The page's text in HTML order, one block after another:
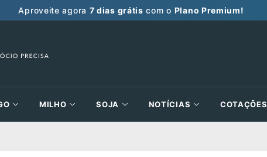
Aproveite agora 7 dias grátis com o Plano Premium!
MILHO SOJA NOTÍCIAS COTAÇÕES